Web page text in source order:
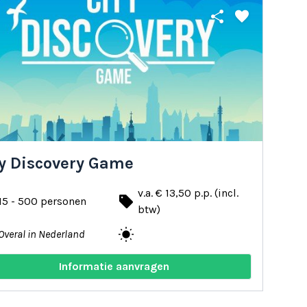
share favorite
Discovery Game
- 500 personen local_offer v.a. € 13,50 p.p. (incl.
btw)
in Nederland wb_sunny
Informatie aanvragen